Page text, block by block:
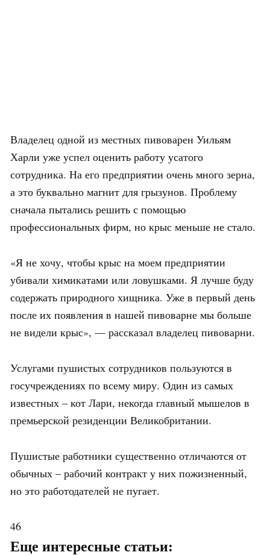
Владелец одной из местных пивоварен Уильям
Харли уже успел оценить работу усатого
сотрудника. На его предприятии очень много зерна,
а это буквально магнит для грызунов. Проблему
сначала пытались решить с помощью
профессиональных фирм, но крыс меньше не стало.
«Я не хочу, чтобы крыс на моем предприятии
убивали химикатами или ловушками. Я лучше буду
содержать природного хищника. Уже в первый день
после их появления в нашей пивоварне мы больше
не видели крыс», — рассказал владелец пивоварни.
Услугами пушистых сотрудников пользуются в
госучреждениях по всему миру. Один из самых
известных – кот Лари, некогда главный мышелов в
премьерской резиденции Великобритании.
Пушистые работники существенно отличаются от
обычных – рабочий контракт у них пожизненный,
но это работодателей не пугает.
46
Еще интересные статьи: